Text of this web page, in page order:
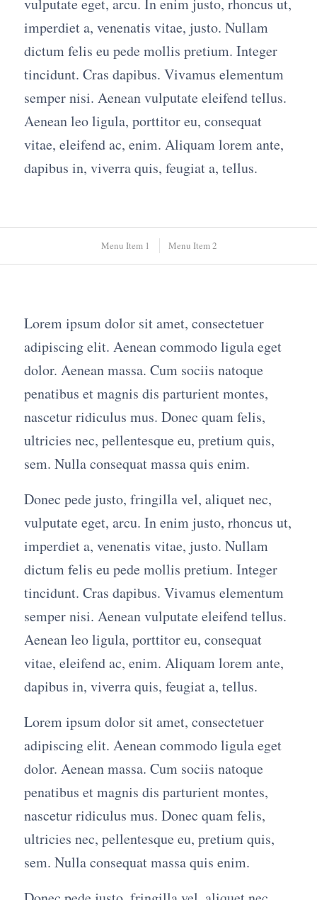
vulputate eget, arcu. In enim justo, rhoncus ut,
imperdiet a, venenatis vitae, justo. Nullam
dictum felis eu pede mollis pretium. Integer
tincidunt. Cras dapibus. Vivamus elementum
semper nisi. Aenean vulputate eleifend tellus.
Aenean leo ligula, porttitor eu, consequat
vitae, eleifend ac, enim. Aliquam lorem ante,
dapibus in, viverra quis, feugiat a, tellus.
Menu Item 1 Menu Item 2
Lorem ipsum dolor sit amet, consectetuer
adipiscing elit. Aenean commodo ligula eget
dolor. Aenean massa. Cum sociis natoque
penatibus et magnis dis parturient montes,
nascetur ridiculus mus. Donec quam felis,
ultricies nec, pellentesque eu, pretium quis,
sem. Nulla consequat massa quis enim.
Donec pede justo, fringilla vel, aliquet nec,
vulputate eget, arcu. In enim justo, rhoncus ut,
imperdiet a, venenatis vitae, justo. Nullam
dictum felis eu pede mollis pretium. Integer
tincidunt. Cras dapibus. Vivamus elementum
semper nisi. Aenean vulputate eleifend tellus.
Aenean leo ligula, porttitor eu, consequat
vitae, eleifend ac, enim. Aliquam lorem ante,
dapibus in, viverra quis, feugiat a, tellus.
Lorem ipsum dolor sit amet, consectetuer
adipiscing elit. Aenean commodo ligula eget
dolor. Aenean massa. Cum sociis natoque
penatibus et magnis dis parturient montes,
nascetur ridiculus mus. Donec quam felis,
ultricies nec, pellentesque eu, pretium quis,
sem. Nulla consequat massa quis enim.